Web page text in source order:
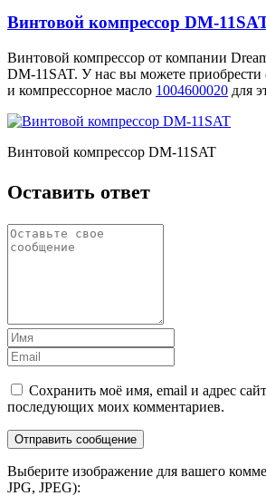
Винтовой компрессор DM-
Винтовой компрессор от компании
DM-11SAT. У нас вы можете приобрести
и компрессорное масло 1004600020 для
Винтовой компрессор DM-11SAT
Оставить ответ
Сохранить моё имя, email и адрес
последующих моих комментариев.
Выберите изображение для вашего
JPG, JPEG):